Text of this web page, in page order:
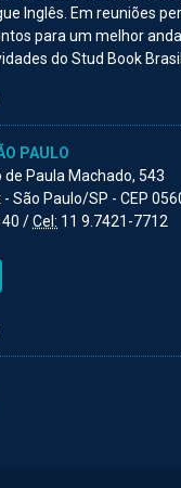
Inglês. Em reuniões
para um melhor
do Stud Book
PAULO
Paula Machado, 543
São Paulo/SP - CEP
/Cel: 11 9.7421-7712